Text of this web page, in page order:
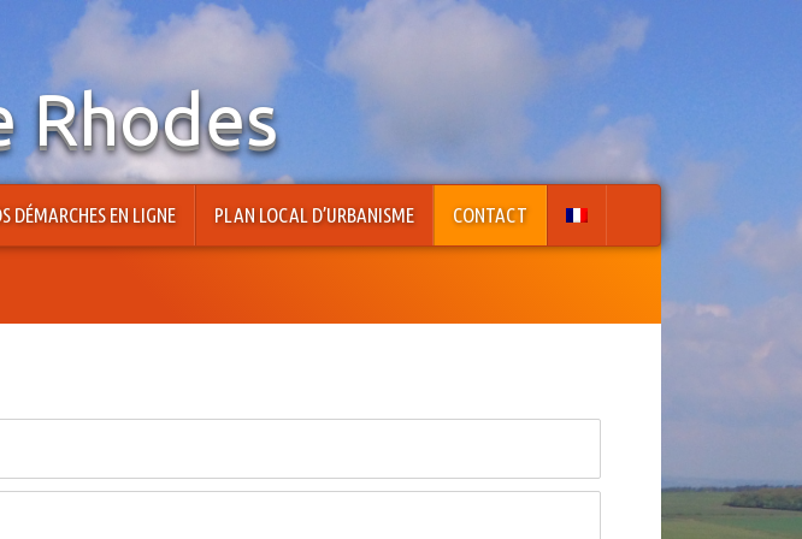
Rhodes
DÉMARCHES EN LIGNE PLAN LOCAL D’URBANISME CONTACT